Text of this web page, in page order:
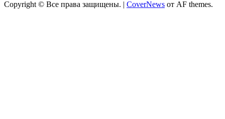
Copyright © Все права защищены. | CoverNews от AF themes.